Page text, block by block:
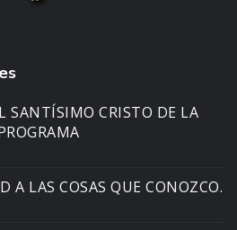
SANTÍSIMO CRISTO DE LA
A LAS COSAS QUE CONOZCO.